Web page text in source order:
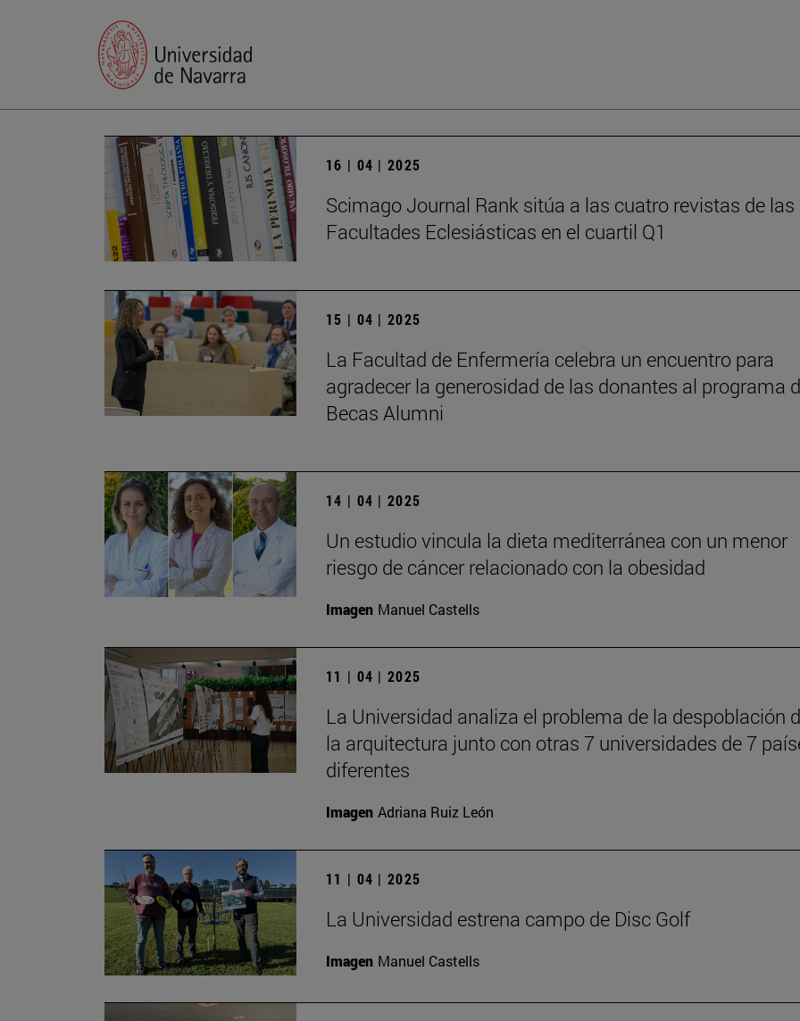
16 | 04 | 2025
Scimago Journal Rank sitúa a las cuatro revistas de las
Facultades Eclesiásticas en el cuartil Q1
15 | 04 | 2025
La Facultad de Enfermería celebra un encuentro para
agradecer la generosidad de las donantes al programa
Becas Alumni
14 | 04 | 2025
Un estudio vincula la dieta mediterránea con un menor
riesgo de cáncer relacionado con la obesidad
Imagen Manuel Castells
11 | 04 | 2025
La Universidad analiza el problema de la despoblación
la arquitectura junto con otras 7 universidades de 7
diferentes
Imagen Adriana Ruiz León
11 | 04 | 2025
La Universidad estrena campo de Disc Golf
Imagen Manuel Castells